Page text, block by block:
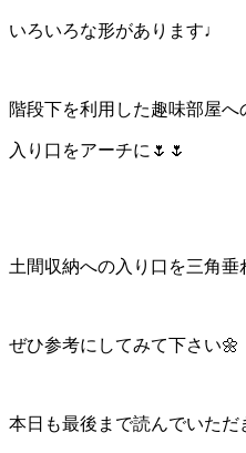
いろいろな形があります♩
階段下を利用した趣味部屋へ
入り口をアーチに🌷🌷
土間収納への入り口を三角垂
ぜひ参考にしてみて下さい🌼
本日も最後まで読んでいただ